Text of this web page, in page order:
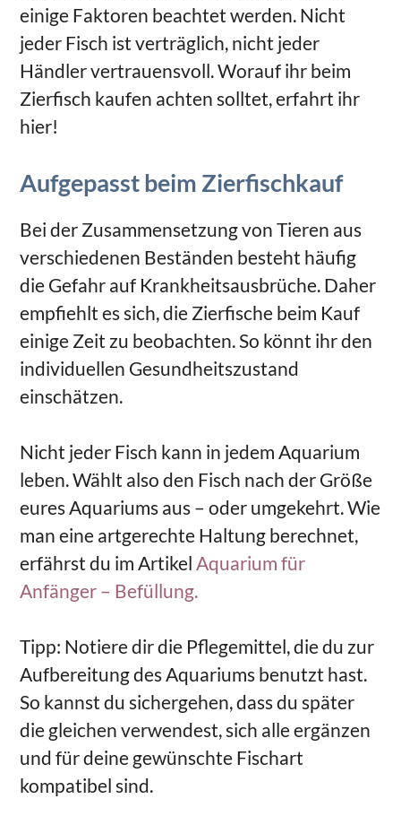
einige Faktoren beachtet werden. Nicht
jeder Fisch ist verträglich, nicht jeder
Händler vertrauensvoll. Worauf ihr beim
Zierfisch kaufen achten solltet, erfahrt ihr
hier!
Aufgepasst beim Zierfischkauf
Bei der Zusammensetzung von Tieren aus
verschiedenen Beständen besteht häufig
die Gefahr auf Krankheitsausbrüche. Daher
empfiehlt es sich, die Zierfische beim Kauf
einige Zeit zu beobachten. So könnt ihr den
individuellen Gesundheitszustand
einschätzen.
Nicht jeder Fisch kann in jedem Aquarium
leben. Wählt also den Fisch nach der Größe
eures Aquariums aus – oder umgekehrt. Wie
man eine artgerechte Haltung berechnet,
erfährst du im Artikel Aquarium für
Anfänger – Befüllung.
Tipp: Notiere dir die Pflegemittel, die du zur
Aufbereitung des Aquariums benutzt hast.
So kannst du sichergehen, dass du später
die gleichen verwendest, sich alle ergänzen
und für deine gewünschte Fischart
kompatibel sind.